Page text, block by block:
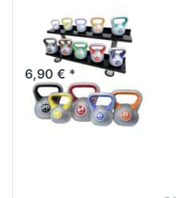
Kettlebell,
Kunststoff
6,90 € *